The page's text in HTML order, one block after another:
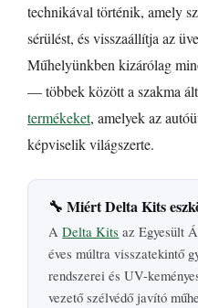
technikával történik, amely
sérülést, és visszaállítja az
Műhelyünkben kizárólag
— többek között a szakma
termékeket, amelyek az
képviselik világszerte.
🔧 Miért Delta Kits
ADelta Kits az Egyesült
éves múltra visszatekintő
rendszerei és UV-
vezető szélvédő javító